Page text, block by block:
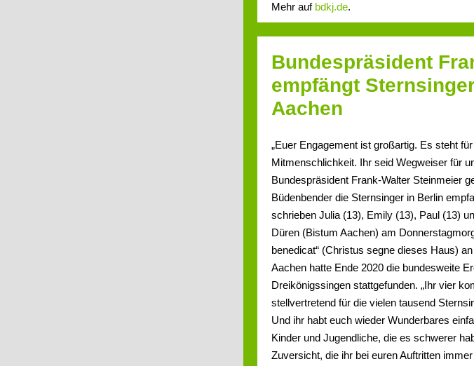
Mehr auf bdkj.de.
Bundespräsident
empfängt
Aachen
„Euer Engagement ist großartig. Es steht
Mitmenschlichkeit. Ihr seid Wegweiser für
Bundespräsident Frank-Walter Steinmeier
Büdenbender die Sternsinger in Berlin
schrieben Julia (13), Emily (13), Paul (13)
Düren (Bistum Aachen) am
benedicat“ (Christus segne dieses Haus)
Aachen hatte Ende 2020 die bundesweite
Dreikönigssingen stattgefunden. „Ihr vier
stellvertretend für die vielen tausend
Und ihr habt euch wieder Wunderbares
Kinder und Jugendliche, die es schwerer
Zuversicht, die ihr bei euren Auftritten